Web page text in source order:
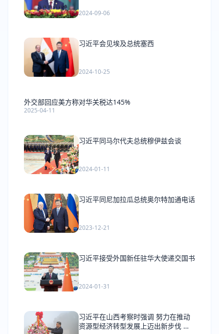
2024-09-06
习近平会见埃及总统塞西
2024-10-25
外交部回应美方称对华关税达145%
2025-04-11
习近平同马尔代夫总统穆伊兹会谈
2024-01-11
习近平同尼加拉瓜总统奥尔特加通电话
2023-12-21
习近平接受外国新任驻华大使递交国书
2024-01-31
习近平在山西考察时强调 努力在推动
资源型经济转型发展上迈出新步伐 奋